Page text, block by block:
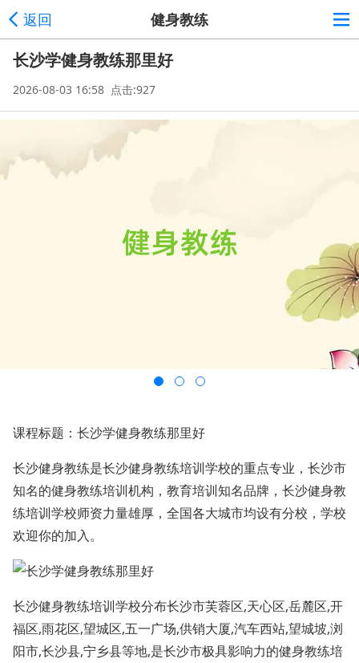
返回 健身教练
长沙学健身教练那里好
2026-08-03 16:58 点击:927
课程标题：长沙学健身教练那里好
长沙健身教练是长沙健身教练培训学校的重点专业，长沙市
知名的健身教练培训机构，教育培训知名品牌，长沙健身教
练培训学校师资力量雄厚，全国各大城市均设有分校，学校
欢迎你的加入。
长沙健身教练培训学校分布长沙市芙蓉区,天心区,岳麓区,开
福区,雨花区,望城区,五一广场,供销大厦,汽车西站,望城坡,浏
阳市,长沙县,宁乡县等地,是长沙市极具影响力的健身教练培